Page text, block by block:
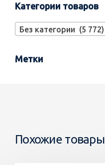
Категории товаров
Без категории (5 772)
Метки
Похожие товары